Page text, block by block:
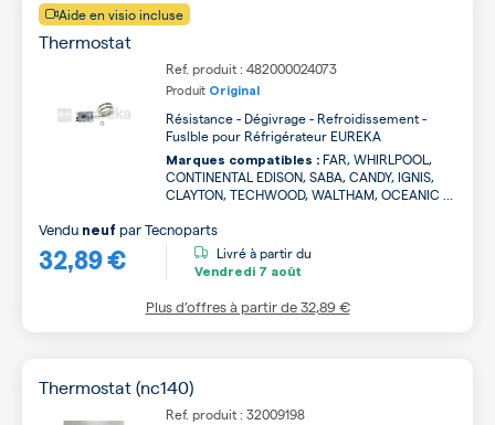
Aide en visio incluse
Thermostat
Ref. produit : 482000024073
Produit Original
Résistance - Dégivrage - Refroidissement -
Fuslble pour Réfrigérateur EUREKA
Marques compatibles : FAR, WHIRLPOOL,
CONTINENTAL EDISON, SABA, CANDY, IGNIS,
CLAYTON, TECHWOOD, WALTHAM, OCEANIC ...
32,89 €
Vendu neuf parTecnoparts
Livré à partir du
Vendredi 7 août
Plus d’offres à partir de32,89 €
Thermostat (nc140)
Ref. produit : 32009198